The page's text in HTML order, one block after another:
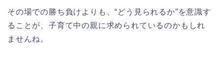
その場での勝ち負けよりも、“どう見られるか”を意識す
ることが、子育て中の親に求められているのかもしれ
ませんね。